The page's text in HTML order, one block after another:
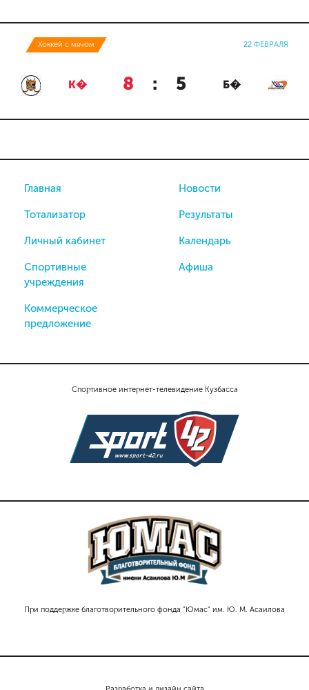
Хоккей с мячом 22 ФЕВРАЛЯ
К� 8 : 5 Б�
Спортивное интернет-телевидение Кузбасса
При поддержке благотворительного фонда "Юмас" им. Ю. М. Асаилова
Главная
Тотализатор
Личный кабинет
Спортивные
учреждения
Коммерческое
предложение
Новости
Результаты
Календарь
Афиша